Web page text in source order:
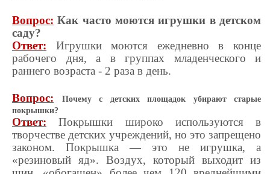
Вопрос: Как часто моются игрушки в детском
саду?
Ответ: Игрушки моются ежедневно в конце
рабочего дня, а в группах младенческого и
раннего возраста - 2 раза в день.
Вопрос:
Почему с детских площадок убирают старые
покрышки?
Ответ:
Покрышки широко используются в
творчестве детских учреждений, но это запрещено
законом. Покрышка — это не игрушка, а
«резиновый яд». Воздух, который выходит из